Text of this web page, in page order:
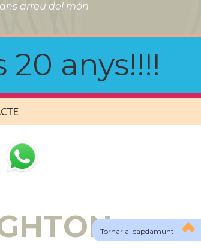
arreu del món
anys!!!!
Tornar al capdamunt